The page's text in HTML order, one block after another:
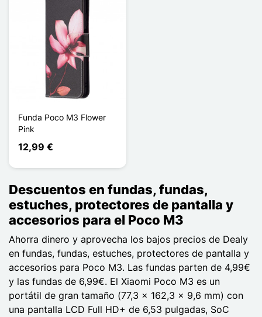
Funda Poco M3 Flower
Pink
12,99 €
Descuentos en fundas, fundas,
estuches, protectores de pantalla y
accesorios para el Poco M3
Ahorra dinero y aprovecha los bajos precios de Dealy
en fundas, fundas, estuches, protectores de pantalla y
accesorios para Poco M3. Las fundas parten de 4,99€
y las fundas de 6,99€. El Xiaomi Poco M3 es un
portátil de gran tamaño (77,3 x 162,3 x 9,6 mm) con
una pantalla LCD Full HD+ de 6,53 pulgadas, SoC